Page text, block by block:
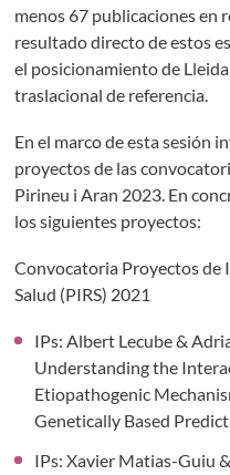
menos 67 publicaciones en
resultado directo de estos
el posicionamiento de
traslacional de referencia.
En el marco de esta sesión
proyectos de las
Pirineu i Aran 2023. En
los siguientes proyectos:
Convocatoria Proyectos de
Salud (PIRS) 2021
IPs: Albert Lecube &
Understanding the
Etiopathogenic
Genetically Based
IPs: Xavier Matias-Guiu